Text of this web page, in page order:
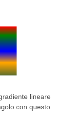
lineare
con questo